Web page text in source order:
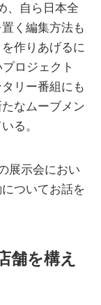
、自ら日本全
く編集方法も
作りあげるに
ロジェクト
リー番組にも
なムーブメン
る。
展示会におい
ついてお話を
舗を構え